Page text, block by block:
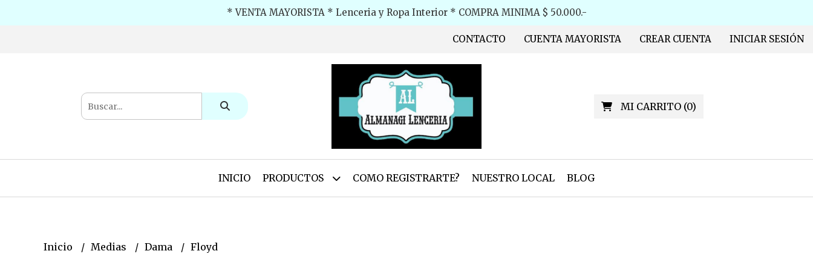
* VENTA MAYORISTA * Lenceria y Ropa Interior * COMPRA MINIMA $ 50.000.-
CONTACTO CUENTA MAYORISTA CREAR CUENTA INICIAR SESIÓN
MI CARRITO(0)
INICIO PRODUCTOS COMO REGISTRARTE? NUESTRO LOCAL BLOG
Inicio Medias Dama Floyd